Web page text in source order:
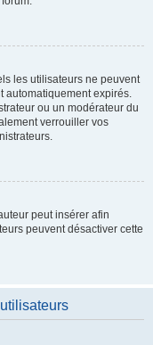
les utilisateurs ne peuvent
automatiquement expirés.
ou un modérateur du
verrouiller vos
peut insérer afin
peuvent désactiver cette